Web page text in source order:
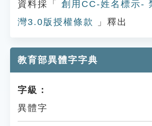
資料採「
創用CC-姓名標示-
灣3.0版授權條款
」釋出
教育部異體字字典
字級：
異體字